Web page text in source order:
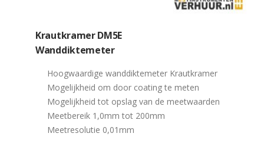
Krautkramer DM5E
Wanddiktemeter
Hoogwaardige wanddiktemeter Krautkramer
Mogelijkheid om door coating te meten
Mogelijkheid tot opslag van de meetwaarden
Meetbereik 1,0mm tot 200mm
Meetresolutie 0,01mm